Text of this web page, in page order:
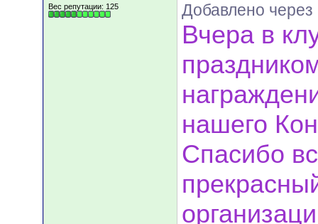
Вес репутации: 125 Добавлено
Вчера в
нашего
Спасибо